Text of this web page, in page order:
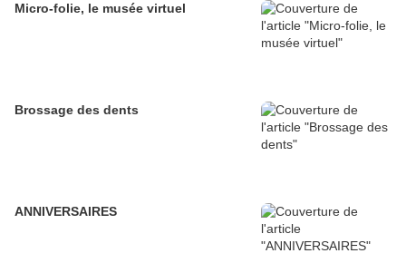
Micro-folie, le musée virtuel
Brossage des dents
ANNIVERSAIRES